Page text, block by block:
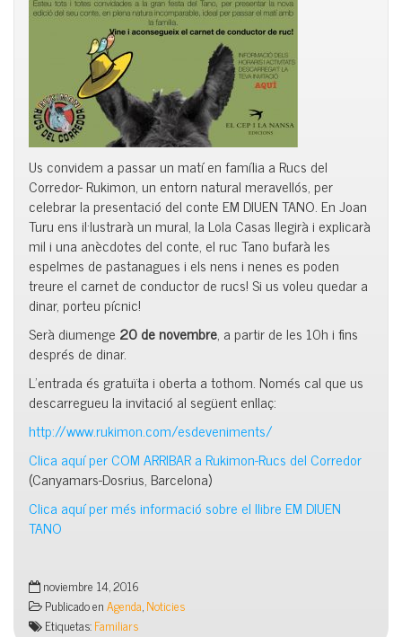
Us convidem a passar un matí en família a Rucs del
Corredor- Rukimon, un entorn natural meravellós, per
celebrar la presentació del conte EM DIUEN TANO. En Joan
Turu ens il·lustrarà un mural, la Lola Casas llegirà i explicarà
mil i una anècdotes del conte, el ruc Tano bufarà les
espelmes de pastanagues i els nens i nenes es poden
treure el carnet de conductor de rucs! Si us voleu quedar a
dinar, porteu pícnic!
Serà diumenge 20 de novembre, a partir de les 10h i fins
després de dinar.
L’entrada és gratuïta i oberta a tothom. Només cal que us
descarregueu la invitació al següent enllaç:
http://www.rukimon.com/esdeveniments/
Clica aquí per COM ARRIBAR a Rukimon-Rucs del Corredor
(Canyamars-Dosrius, Barcelona)
Clica aquí per més informació sobre el llibre EM DIUEN
TANO
noviembre 14, 2016
Publicado enAgenda,Noticies
Etiquetas:Familiars